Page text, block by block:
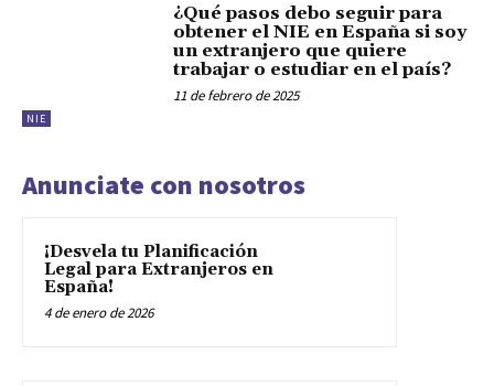
NIE
¿Qué pasos debo seguir para
obtener el NIE en España si soy
un extranjero que quiere
trabajar o estudiar en el país?
11 de febrero de 2025
Anunciate con nosotros
¡Desvela tu Planificación
Legal para Extranjeros en
España!
4 de enero de 2026